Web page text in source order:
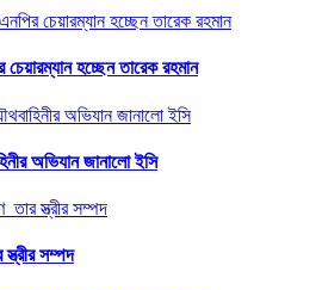
হচ্ছেন তারেক রহমান
অভিযান জানালো ইসি
সম্পদ